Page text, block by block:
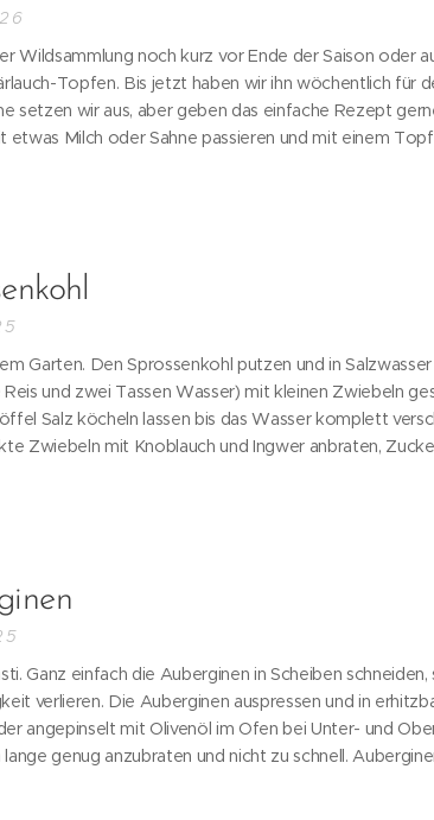
Wildsammlung noch kurz vor Ende der Saison oder
Topfen. Bis jetzt haben wir ihn wöchentlich für
setzen wir aus, aber geben das einfache Rezept
etwas Milch oder Sahne passieren und mit einem
Garten. Den Sprossenkohl putzen und in
Reis und zwei Tassen Wasser) mit kleinen Zwiebeln
Salz köcheln lassen bis das Wasser komplett
Zwiebeln mit Knoblauch und Ingwer anbraten,
Ganz einfach die Auberginen in Scheiben
verlieren. Die Auberginen auspressen und in
angepinselt mit Olivenöl im Ofen bei Unter- und
genug anzubraten und nicht zu schnell.